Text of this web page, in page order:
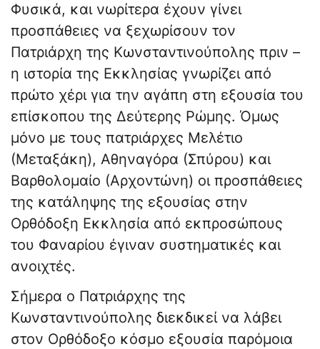
Φυσικά, και νωρίτερα έχουν γίνει
προσπάθειες να ξεχωρίσουν τον
Πατριάρχη της Κωνσταντινούπολης πριν –
η ιστορία της Εκκλησίας γνωρίζει από
πρώτο χέρι για την αγάπη στη εξουσία του
επίσκοπου της Δεύτερης Ρώμης. Όμως
μόνο με τους πατριάρχες Μελέτιο
(Μεταξάκη), Αθηναγόρα (Σπύρου) και
Βαρθολομαίο (Αρχοντώνη) οι προσπάθειες
της κατάληψης της εξουσίας στην
Ορθόδοξη Εκκλησία από εκπροσώπους
του Φαναρίου έγιναν συστηματικές και
ανοιχτές.
Σήμερα ο Πατριάρχης της
Κωνσταντινούπολης διεκδικεί να λάβει
στον Ορθόδοξο κόσμο εξουσία παρόμοια